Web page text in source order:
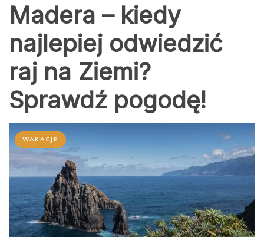
Madera – kiedy
najlepiej odwiedzić
raj na Ziemi?
Sprawdź pogodę!
WAKACJE